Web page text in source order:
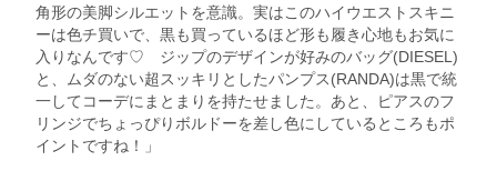
角形の美脚シルエットを意識。実はこのハイウエストスキニ
ーは色チ買いで、黒も買っているほど形も履き心地もお気に
入りなんです♡ ジップのデザインが好みのバッグ(DIESEL)
と、ムダのない超スッキリとしたパンプス(RANDA)は黒で統
一してコーデにまとまりを持たせました。あと、ピアスのフ
リンジでちょっぴりボルドーを差し色にしているところもポ
イントですね！」